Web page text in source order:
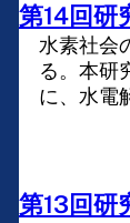
第14回研
水素社会
る。本研
に、水電
第13回研